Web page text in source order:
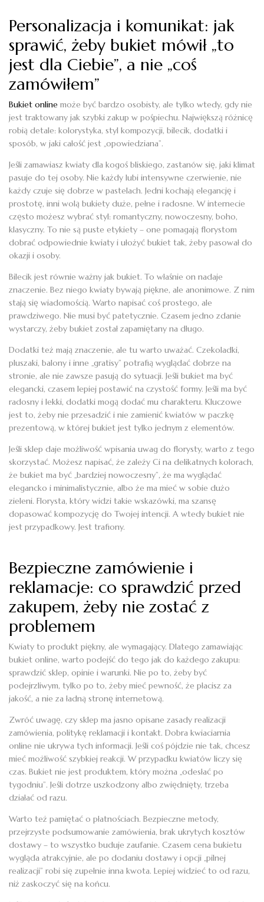
Personalizacja i komunikat: jak
sprawić, żeby bukiet mówił „to
jest dla Ciebie”, a nie „coś
zamówiłem”
Bukiet online może być bardzo osobisty, ale tylko wtedy, gdy nie
jest traktowany jak szybki zakup w pośpiechu. Największą różnicę
robią detale: kolorystyka, styl kompozycji, bilecik, dodatki i
sposób, w jaki całość jest „opowiedziana”.
Jeśli zamawiasz kwiaty dla kogoś bliskiego, zastanów się, jaki klimat
pasuje do tej osoby. Nie każdy lubi intensywne czerwienie, nie
każdy czuje się dobrze w pastelach. Jedni kochają elegancję i
prostotę, inni wolą bukiety duże, pełne i radosne. W internecie
często możesz wybrać styl: romantyczny, nowoczesny, boho,
klasyczny. To nie są puste etykiety – one pomagają florystom
dobrać odpowiednie kwiaty i ułożyć bukiet tak, żeby pasował do
okazji i osoby.
Bilecik jest równie ważny jak bukiet. To właśnie on nadaje
znaczenie. Bez niego kwiaty bywają piękne, ale anonimowe. Z nim
stają się wiadomością. Warto napisać coś prostego, ale
prawdziwego. Nie musi być patetycznie. Czasem jedno zdanie
wystarczy, żeby bukiet został zapamiętany na długo.
Dodatki też mają znaczenie, ale tu warto uważać. Czekoladki,
pluszaki, balony i inne „gratisy” potrafią wyglądać dobrze na
stronie, ale nie zawsze pasują do sytuacji. Jeśli bukiet ma być
elegancki, czasem lepiej postawić na czystość formy. Jeśli ma być
radosny i lekki, dodatki mogą dodać mu charakteru. Kluczowe
jest to, żeby nie przesadzić i nie zamienić kwiatów w paczkę
prezentową, w której bukiet jest tylko jednym z elementów.
Jeśli sklep daje możliwość wpisania uwag do florysty, warto z tego
skorzystać. Możesz napisać, że zależy Ci na delikatnych kolorach,
że bukiet ma być „bardziej nowoczesny”, że ma wyglądać
elegancko i minimalistycznie, albo że ma mieć w sobie dużo
zieleni. Florysta, który widzi takie wskazówki, ma szansę
dopasować kompozycję do Twojej intencji. A wtedy bukiet nie
jest przypadkowy. Jest trafiony.
Bezpieczne zamówienie i
reklamacje: co sprawdzić przed
zakupem, żeby nie zostać z
problemem
Kwiaty to produkt piękny, ale wymagający. Dlatego zamawiając
bukiet online, warto podejść do tego jak do każdego zakupu:
sprawdzić sklep, opinie i warunki. Nie po to, żeby być
podejrzliwym, tylko po to, żeby mieć pewność, że płacisz za
jakość, a nie za ładną stronę internetową.
Zwróć uwagę, czy sklep ma jasno opisane zasady realizacji
zamówienia, politykę reklamacji i kontakt. Dobra kwiaciarnia
online nie ukrywa tych informacji. Jeśli coś pójdzie nie tak, chcesz
mieć możliwość szybkiej reakcji. W przypadku kwiatów liczy się
czas. Bukiet nie jest produktem, który można „odesłać po
tygodniu”. Jeśli dotrze uszkodzony albo zwiędnięty, trzeba
działać od razu.
Warto też pamiętać o płatnościach. Bezpieczne metody,
przejrzyste podsumowanie zamówienia, brak ukrytych kosztów
dostawy – to wszystko buduje zaufanie. Czasem cena bukietu
wygląda atrakcyjnie, ale po dodaniu dostawy i opcji „pilnej
realizacji” robi się zupełnie inna kwota. Lepiej widzieć to od razu,
niż zaskoczyć się na końcu.